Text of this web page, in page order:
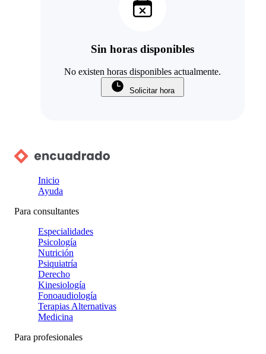
Sin horas disponibles
No existen horas disponibles actualmente.
Solicitar hora
Inicio
Ayuda
Para consultantes
Especialidades
Psicología
Nutrición
Psiquiatría
Derecho
Kinesiología
Fonoaudiología
Terapias Alternativas
Medicina
Para profesionales